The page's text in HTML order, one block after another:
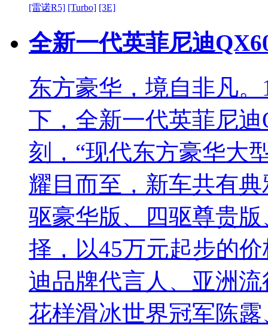
[雷诺R5] [Turbo] [3E]
全新一代英菲尼迪
东方豪华，境自非凡
下，全新一代英菲尼
刻，“现代东方豪华大
耀目而至，新车共有
驱豪华版、四驱尊贵
择，以45万元起步的
迪品牌代言人、亚洲
花样滑冰世界冠军陈